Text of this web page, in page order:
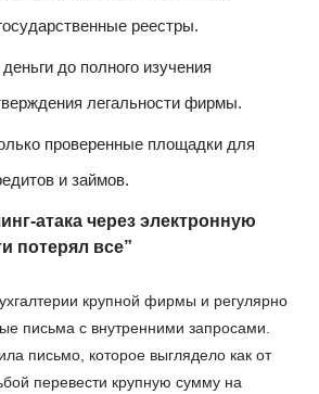
реестры.
до полного изучения
легальности фирмы.
проверенные площадки для
и займов.
атака через электронную
потерял все”
крупной фирмы и регулярно
письма с внутренними запросами.
письмо, которое выглядело как от
перевести крупную сумму на